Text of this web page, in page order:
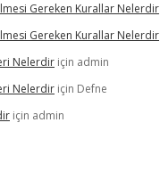
Gereken Kurallar Nelerdir
Gereken Kurallar Nelerdir
Nelerdir için admin
Nelerdir için Defne
için admin